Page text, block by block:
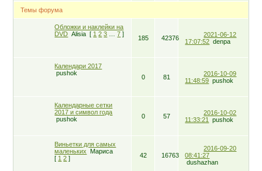
Темы форума
Обложки и наклейки на
DVD Alisia [ 1 2 3 7 ]
185 42376
2021-06-12
17:07:52 denpa
Календари 2017
pushok
0 81
2016-10-09
11:48:59 pushok
Календарные сетки
2017 и символ года
pushok
0 57
2016-10-02
11:33:21
pushok
Виньетки для самых
маленьких
Мариса
[ 1 2 ] 42 16763
2016-09-20
08:41:27
dushazhan